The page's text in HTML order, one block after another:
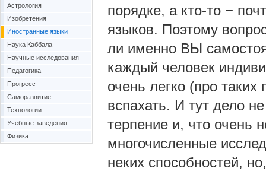
порядке, а кто-то −
языков. Поэтому
ли именно ВЫ
каждый человек
очень легко (про таких
вспахать. И тут дело
терпение и, что очень
многочисленные
неких способностей,
Астрология
Изобретения
Иностранные языки
Наука Каббала
Научные исследования
Педагогика
Прогресс
Саморазвитие
Технологии
Учебные заведения
Физика